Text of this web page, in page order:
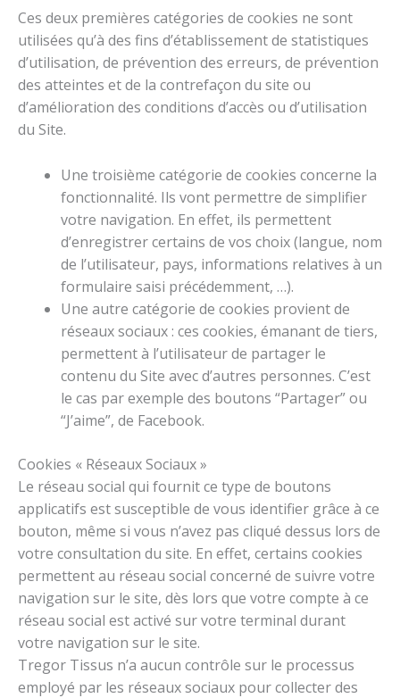
Ces deux premières catégories de cookies ne sont
utilisées qu’à des fins d’établissement de statistiques
d’utilisation, de prévention des erreurs, de prévention
des atteintes et de la contrefaçon du site ou
d’amélioration des conditions d’accès ou d’utilisation
du Site.
Une troisième catégorie de cookies concerne la
fonctionnalité. Ils vont permettre de simplifier
votre navigation. En effet, ils permettent
d’enregistrer certains de vos choix (langue, nom
de l’utilisateur, pays, informations relatives à un
formulaire saisi précédemment, …).
Une autre catégorie de cookies provient de
réseaux sociaux : ces cookies, émanant de tiers,
permettent à l’utilisateur de partager le
contenu du Site avec d’autres personnes. C’est
le cas par exemple des boutons “Partager” ou
“J’aime”, de Facebook.
Cookies « Réseaux Sociaux »
Le réseau social qui fournit ce type de boutons
applicatifs est susceptible de vous identifier grâce à ce
bouton, même si vous n’avez pas cliqué dessus lors de
votre consultation du site. En effet, certains cookies
permettent au réseau social concerné de suivre votre
navigation sur le site, dès lors que votre compte à ce
réseau social est activé sur votre terminal durant
votre navigation sur le site.
Tregor Tissus n’a aucun contrôle sur le processus
employé par les réseaux sociaux pour collecter des